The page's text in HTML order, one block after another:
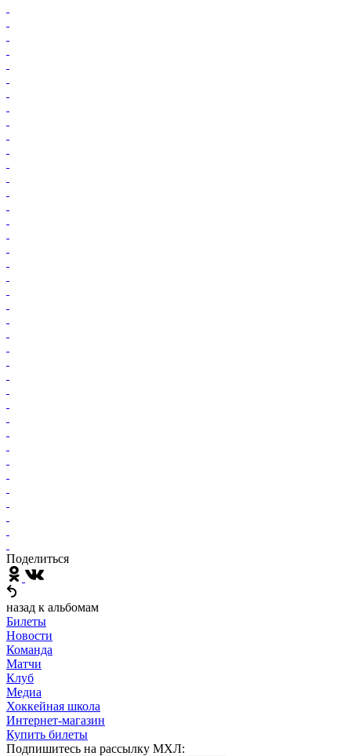
Поделиться
назад к альбомам
Билеты
Новости
Команда
Матчи
Клуб
Медиа
Хоккейная школа
Интернет-магазин
Купить билеты
Подпишитесь на рассылку МХЛ: